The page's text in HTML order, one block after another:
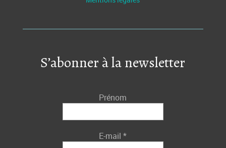
S’abonner à la newsletter
Prénom
E-mail*